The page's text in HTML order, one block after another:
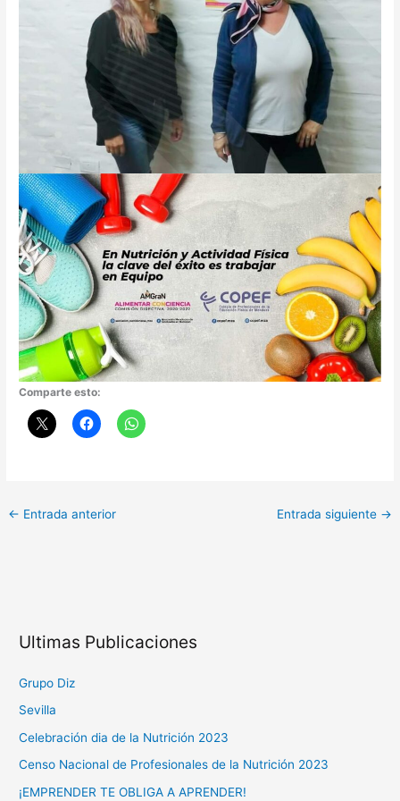
Comparte esto:
← Entrada anterior Entrada siguiente →
Ultimas Publicaciones
Grupo Diz
Sevilla
Celebración dia de la Nutrición 2023
Censo Nacional de Profesionales de la Nutrición 2023
¡EMPRENDER TE OBLIGA A APRENDER!